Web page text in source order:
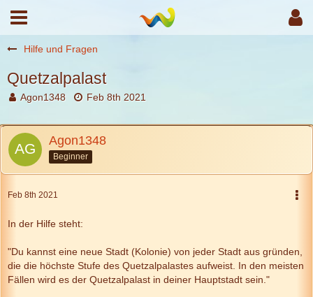
Hilfe und Fragen
Quetzalpalast
Agon1348 Feb 8th 2021
Agon1348
Beginner
Feb 8th 2021
In der Hilfe steht:
"Du kannst eine neue Stadt (Kolonie) von jeder Stadt aus gründen,
die die höchste Stufe des Quetzalpalastes aufweist. In den meisten
Fällen wird es der Quetzalpalast in deiner Hauptstadt sein."